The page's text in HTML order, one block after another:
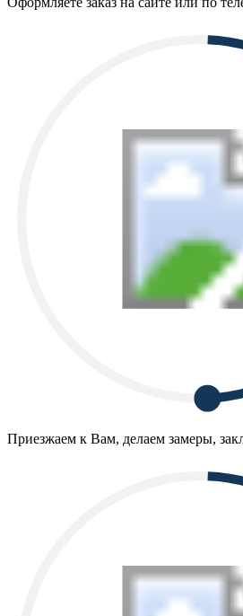
Приезжаем к Вам, делаем замеры,